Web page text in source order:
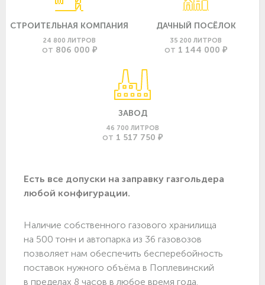
СТРОИТЕЛЬНАЯ КОМПАНИЯ
24 800 ЛИТРОВ
ОТ 806 000 ₽
ДАЧНЫЙ ПОСЁЛОК
35 200 ЛИТРОВ
ОТ 1 144 000 ₽
ЗАВОД
46 700 ЛИТРОВ
ОТ 1 517 750 ₽
Есть все допуски нa заправку газгольдера
любой конфигурации.
Наличие собственного газового хранилища
на 500 тонн и автопарка из 36 газовозов
позволяет нам обеспечить бесперебойность
поставок нужного объёма в Поплевинский
в пределах 8 часов в любое время года.